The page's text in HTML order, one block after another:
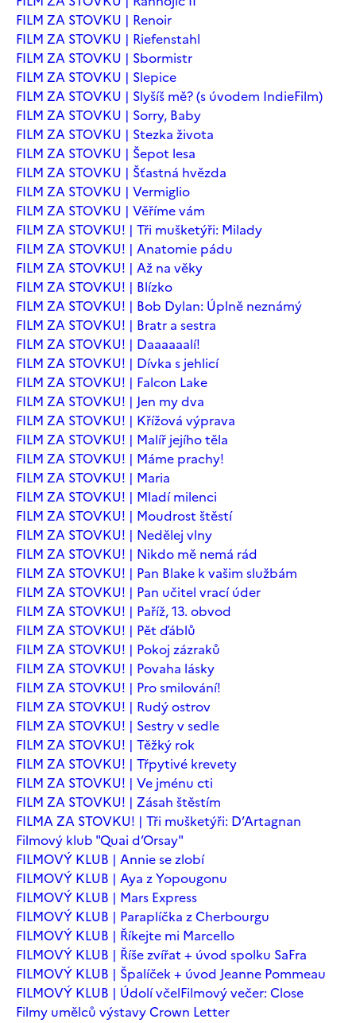
FILM ZA STOVKU | Renoir
FILM ZA STOVKU | Riefenstahl
FILM ZA STOVKU | Sbormistr
FILM ZA STOVKU | Slepice
FILM ZA STOVKU | Slyšíš mě? (s úvodem IndieFilm)
FILM ZA STOVKU | Sorry, Baby
FILM ZA STOVKU | Stezka života
FILM ZA STOVKU | Šepot lesa
FILM ZA STOVKU | Šťastná hvězda
FILM ZA STOVKU | Vermiglio
FILM ZA STOVKU | Věříme vám
FILM ZA STOVKU! | Tři mušketýři: Milady
FILM ZA STOVKU! | Anatomie pádu
FILM ZA STOVKU! | Až na věky
FILM ZA STOVKU! | Blízko
FILM ZA STOVKU! | Bob Dylan: Úplně neznámý
FILM ZA STOVKU! | Bratr a sestra
FILM ZA STOVKU! | Daaaaaalí!
FILM ZA STOVKU! | Dívka s jehlicí
FILM ZA STOVKU! | Falcon Lake
FILM ZA STOVKU! | Jen my dva
FILM ZA STOVKU! | Křížová výprava
FILM ZA STOVKU! | Malíř jejího těla
FILM ZA STOVKU! | Máme prachy!
FILM ZA STOVKU! | Maria
FILM ZA STOVKU! | Mladí milenci
FILM ZA STOVKU! | Moudrost štěstí
FILM ZA STOVKU! | Nedělej vlny
FILM ZA STOVKU! | Nikdo mě nemá rád
FILM ZA STOVKU! | Pan Blake k vašim službám
FILM ZA STOVKU! | Pan učitel vrací úder
FILM ZA STOVKU! | Paříž, 13. obvod
FILM ZA STOVKU! | Pět ďáblů
FILM ZA STOVKU! | Pokoj zázraků
FILM ZA STOVKU! | Povaha lásky
FILM ZA STOVKU! | Pro smilování!
FILM ZA STOVKU! | Rudý ostrov
FILM ZA STOVKU! | Sestry v sedle
FILM ZA STOVKU! | Těžký rok
FILM ZA STOVKU! | Třpytivé krevety
FILM ZA STOVKU! | Ve jménu cti
FILM ZA STOVKU! | Zásah štěstím
FILMA ZA STOVKU! | Tři mušketýři: D’Artagnan
Filmový klub "Quai d’Orsay"
FILMOVÝ KLUB | Annie se zlobí
FILMOVÝ KLUB | Aya z Yopougonu
FILMOVÝ KLUB | Mars Express
FILMOVÝ KLUB | Paraplíčka z Cherbourgu
FILMOVÝ KLUB | Říkejte mi Marcello
FILMOVÝ KLUB | Říše zvířat + úvod spolku SaFra
FILMOVÝ KLUB | Špalíček + úvod Jeanne Pommeau
FILMOVÝ KLUB | Údolí včelFilmový večer: Close
Filmy umělců výstavy Crown Letter